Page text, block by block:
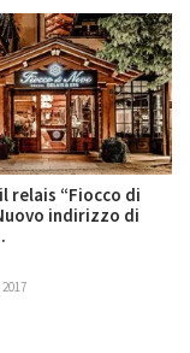
relais “Fiocco di
indirizzo di